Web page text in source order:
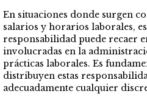
En situaciones donde surgen
salarios y horarios laborales,
responsabilidad puede recaer
involucradas en la
prácticas laborales. Es
distribuyen estas
adecuadamente cualquier